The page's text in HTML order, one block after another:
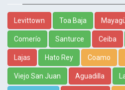
Levittown Toa Baja
Comerío Santurce Ceiba
Lajas Hato Rey Coamo
Viejo San Juan Aguadilla